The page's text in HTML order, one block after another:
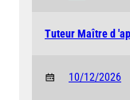
Tuteur Maître d
10/12/2026